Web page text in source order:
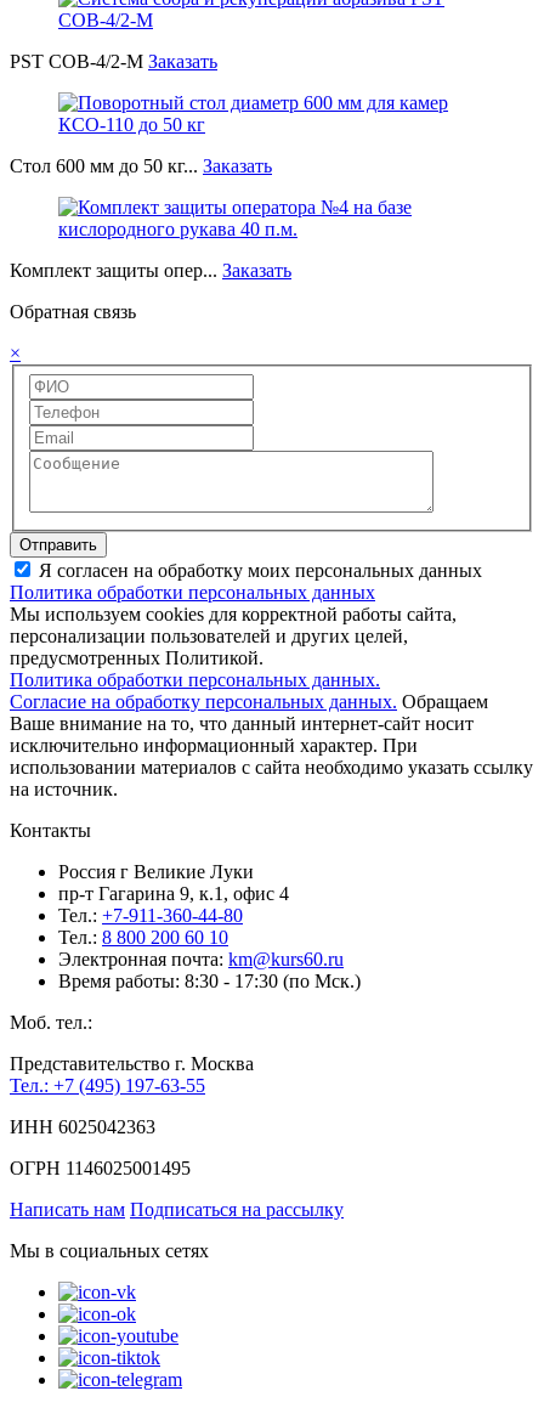
PST СОВ-4/2-М Заказать
Стол 600 мм до 50 кг... Заказать
Комплект защиты опер... Заказать
Обратная связь
×
Отправить
Я согласен на обработку моих персональных данных
Политика обработки персональных данных
Мы используем cookies для корректной работы сайта,
персонализации пользователей и других целей,
предусмотренных Политикой.
Политика обработки персональных данных.
Согласие на обработку персональных данных. Обращаем
Ваше внимание на то, что данный интернет-сайт носит
исключительно информационный характер. При
использовании материалов c сайта необходимо указать ссылку
на источник.
Контакты
Россия г Великие Луки
пр-т Гагарина 9, к.1, офис 4
Тел.: +7-911-360-44-80
Тел.: 8 800 200 60 10
Электронная почта: km@kurs60.ru
Время работы: 8:30 - 17:30 (по Мск.)
Моб. тел.:
Представительство г. Москва
Тел.: +7 (495) 197-63-55
ИНН 6025042363
ОГРН 1146025001495
Написать нам Подписаться на рассылку
Мы в социальных сетях